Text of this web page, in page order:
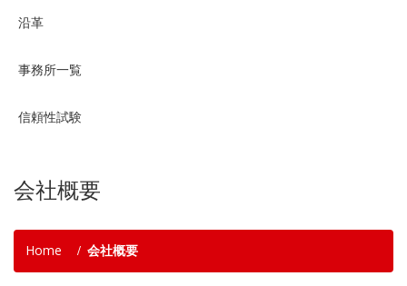
沿革
事務所一覧
信頼性試験
会社概要
Home 会社概要